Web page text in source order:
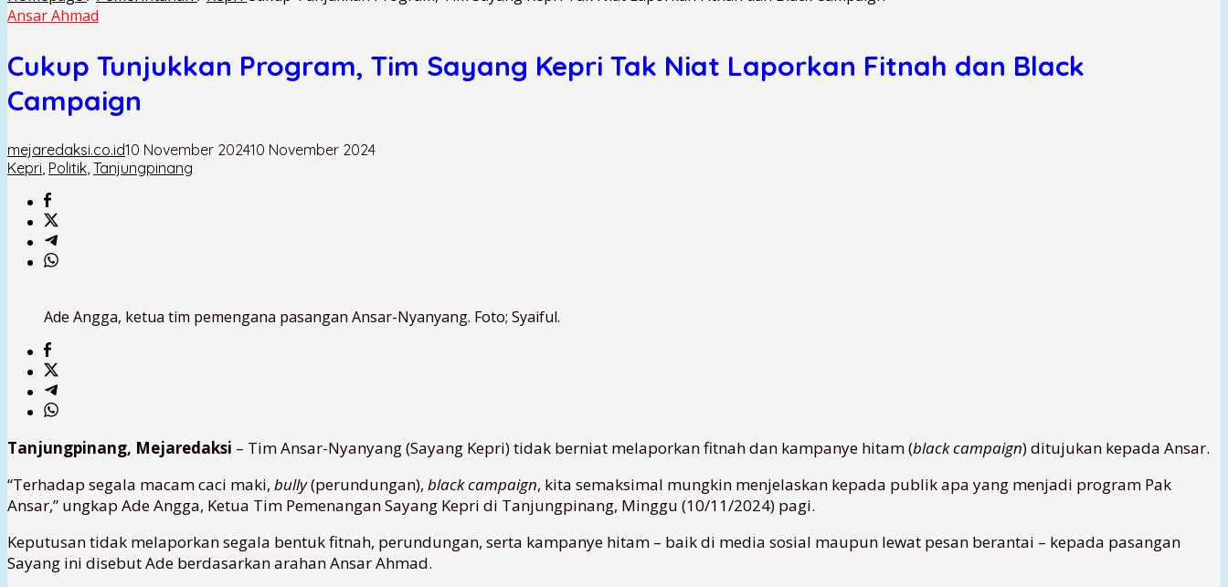
Ansar Ahmad
Cukup Tunjukkan Program, Tim Sayang Kepri Tak Niat Laporkan Fitnah dan Black
Campaign
mejaredaksi.co.id10 November 202410 November 2024
Kepri Politik Tanjungpinang
Ade Angga, ketua tim pemengana pasangan Ansar-Nyanyang. Foto; Syaiful.
Tanjungpinang, Mejaredaksi – Tim Ansar-Nyanyang (Sayang Kepri) tidak berniat melaporkan fitnah dan kampanye hitam (black campaign) ditujukan kepada Ansar.
“Terhadap segala macam caci maki, bully(perundungan), black campaign, kita semaksimal mungkin menjelaskan kepada publik apa yang menjadi program Pak
Ansar,” ungkap Ade Angga, Ketua Tim Pemenangan Sayang Kepri di Tanjungpinang, Minggu (10/11/2024) pagi.
Keputusan tidak melaporkan segala bentuk fitnah, perundungan, serta kampanye hitam – baik di media sosial maupun lewat pesan berantai – kepada pasangan
Sayang ini disebut Ade berdasarkan arahan Ansar Ahmad.